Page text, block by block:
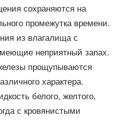
сохраняются на
промежутка времени.
из влагалища с
неприятный запах.
прощупываются
характера.
белого, желтого,
с кровянистыми